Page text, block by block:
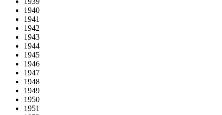
1940
1941
1942
1943
1944
1945
1946
1947
1948
1949
1950
1951